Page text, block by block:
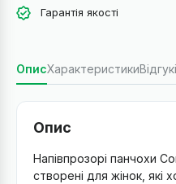
Гарантія якості
ОписХарактеристики
Опис
Напівпрозорі панчохи
створені для жінок, які